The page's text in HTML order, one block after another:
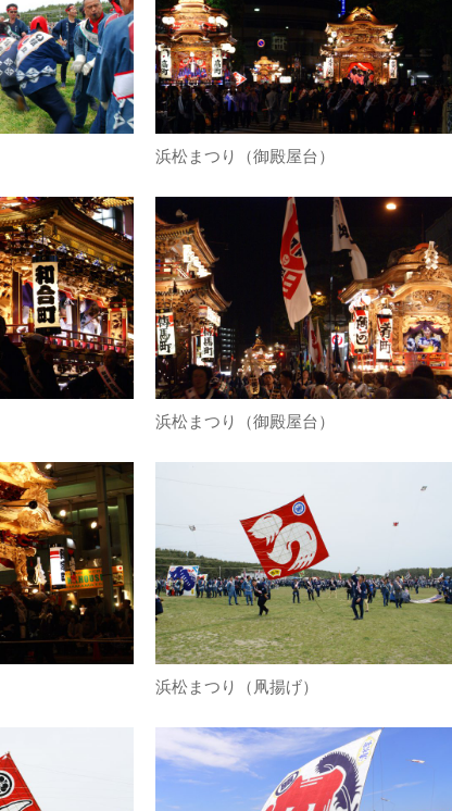
浜松まつり（御殿屋台）
浜松まつり（御殿屋台）
浜松まつり（凧揚げ）